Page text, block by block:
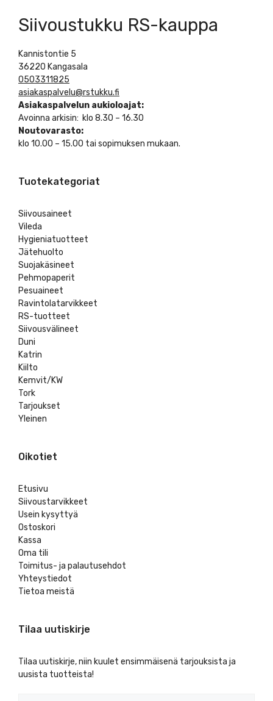
Siivoustukku RS-kauppa
Kannistontie 5
36220 Kangasala
0503311825
asiakaspalvelu@rstukku.fi
Asiakaspalvelun aukioloajat:
Avoinna arkisin: klo 8.30 – 16.30
Noutovarasto:
klo 10.00 – 15.00 tai sopimuksen mukaan.
Tuotekategoriat
Siivousaineet
Vileda
Hygieniatuotteet
Jätehuolto
Suojakäsineet
Pehmopaperit
Pesuaineet
Ravintolatarvikkeet
RS-tuotteet
Siivousvälineet
Duni
Katrin
Kiilto
Kemvit/KW
Tork
Tarjoukset
Yleinen
Oikotiet
Etusivu
Siivoustarvikkeet
Usein kysyttyä
Ostoskori
Kassa
Oma tili
Toimitus- ja palautusehdot
Yhteystiedot
Tietoa meistä
Tilaa uutiskirje
Tilaa uutiskirje, niin kuulet ensimmäisenä tarjouksista ja
uusista tuotteista!